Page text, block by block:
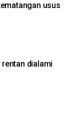
usus
dialami